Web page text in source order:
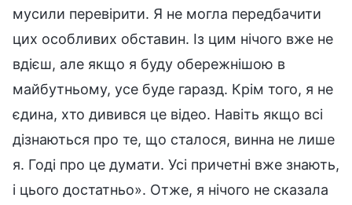
мусили перевірити. Я не могла передбачити
цих особливих обставин. Із цим нічого вже не
вдієш, але якщо я буду обережнішою в
майбутньому, усе буде гаразд. Крім того, я не
єдина, хто дивився це відео. Навіть якщо всі
дізнаються про те, що сталося, винна не лише
я. Годі про це думати. Усі причетні вже знають,
і цього достатньо». Отже, я нічого не сказала